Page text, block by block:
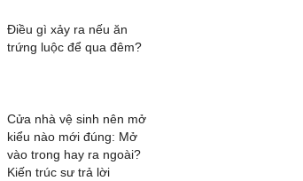
Điều gì xảy ra nếu ăn
trứng luộc để qua đêm?
Cửa nhà vệ sinh nên mở
kiểu nào mới đúng: Mở
vào trong hay ra ngoài?
Kiến trúc sư trả lời